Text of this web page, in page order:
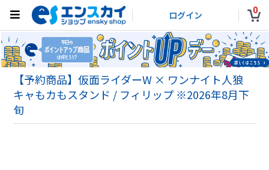
ログイン 0
【予約商品】仮面ライダーW × ワンナイト人狼
キャもカもスタンド / フィリップ ※2026年8月下
旬